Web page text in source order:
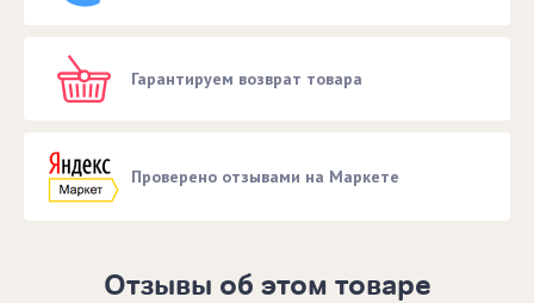
Гарантируем возврат товара
Проверено отзывами на Маркете
Отзывы об этом товаре